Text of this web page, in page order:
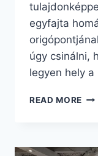
egyfajta
úgy csinálni,
legyen hely
READ MORE